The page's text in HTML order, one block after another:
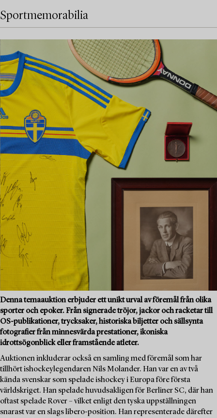
Sportmemorabilia
Denna temaauktion erbjuder ett unikt urval av föremål från olika
sporter och epoker. Från signerade tröjor, jackor och racketar till
OS-publikationer, trycksaker, historiska biljetter och sällsynta
fotografier från minnesvärda prestationer, ikoniska
idrottsögonblick eller framstående atleter.
Auktionen inkluderar också en samling med föremål som har
tillhört ishockeylegendaren Nils Molander. Han var en av två
kända svenskar som spelade ishockey i Europa före första
världskriget. Han spelade huvudsakligen för Berliner SC, där han
oftast spelade Rover – vilket enligt den tyska uppställningen
snarast var en slags libero-position. Han representerade därefter